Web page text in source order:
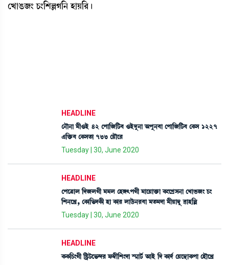
ëJàR¡\} W¡}[ÅÀK[> ÒàÚ[¹¡ú
HEADLINE
ë>ï>à ³ã*Òü 42 ëšà[\[i¡¤ *Òüƒå>à "šå>¤à ëšà[\[i¡¤ ëA¡Î 1227
&[v¡û¡¤ ëA¡Ît¡à 733 ëÚïì¹
Tuesday | 30, June 2020
HEADLINE
ëšìyàº [ƒ\ºKã ³³º ëÒU;šKã ³àìÚàv¡û¡à A¡}ìNøÎ>à ëJàR¡\} W¡}
[Å>ìJø, ëA¡à[®¡ƒA¡ã Òà A¡à¹ ºàl¡ü>¹¤à ³t¡³ƒà ³ãÚà´¬å ¯àÒ[À
Tuesday | 30, June 2020
HEADLINE
A¡A¡[W¡}Kã [Ê¡öi¡ì®¡@ƒ¹ ó¡´¬ã[Å}ƒà Ñ¶ài¡¢ "àÒü [ƒ A¡àƒ¢ ëÚì”‚àA¡šà ëÒïìJø